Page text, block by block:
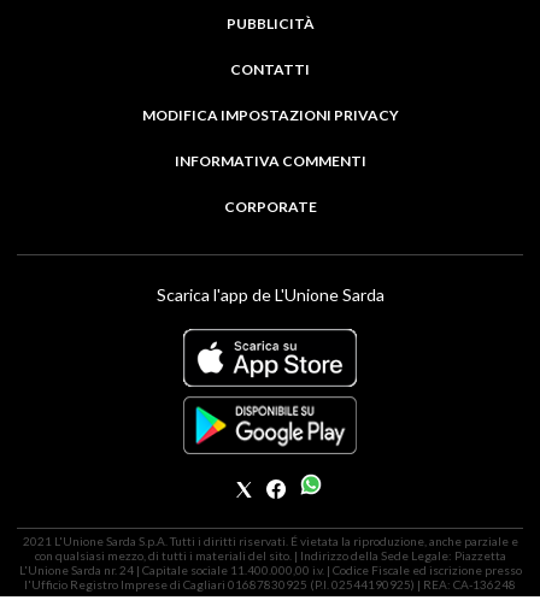
PUBBLICITÀ
CONTATTI
MODIFICA IMPOSTAZIONI PRIVACY
INFORMATIVA COMMENTI
CORPORATE
Scarica l'app de L'Unione Sarda
2021 L'Unione Sarda S.p.A. Tutti i diritti riservati. É vietata la riproduzione, anche parziale e
con qualsiasi mezzo, di tutti i materiali del sito. | Indirizzo della Sede Legale: Piazzetta
L'Unione Sarda nr. 24 | Capitale sociale 11.400.000,00 i.v. | Codice Fiscale ed iscrizione presso
l'Ufficio Registro Imprese di Cagliari 01687830925 (P.I. 02544190925) | REA: CA-136248